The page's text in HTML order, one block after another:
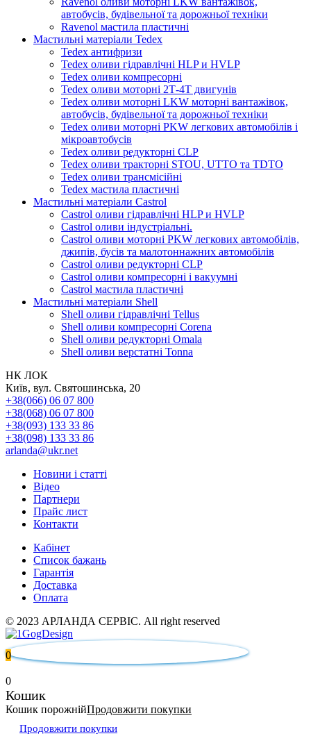
автобусів, будівельної та дорожньої техніки
Ravenol мастила пластичні
Мастильні матеріали Tedex
Tedex антифризи
Tedex оливи гідравлічні HLP и HVLP
Tedex оливи компресорні
Tedex оливи моторні 2Т-4Т двигунів
Tedex оливи моторні LKW моторні вантажівок,
автобусів, будівельної та дорожньої техніки
Tedex оливи моторні PKW легкових автомобілів і
мікроавтобусів
Tedex оливи редукторні CLP
Tedex оливи тракторні STOU, UTTO та TDTO
Tedex оливи трансмісійні
Tedex мастила пластичні
Мастильні матеріали Castrol
Castrol оливи гідравлічні HLP и HVLP
Castrol оливи індустріальні.
Castrol оливи моторні PKW легкових автомобілів,
джипів, бусів та малотоннажних автомобілів
Castrol оливи редукторні CLP
Castrol оливи компресорні і вакуумні
Castrol мастила пластичні
Мастильні матеріали Shell
Shell оливи гідравлічні Tellus
Shell оливи компресорні Corena
Shell оливи редукторні Omala
Shell оливи верстатні Tonna
НК ЛОК
Київ, вул. Святошинська, 20
+38(066) 06 07 800
+38(068) 06 07 800
+38(093) 133 33 86
+38(098) 133 33 86
arlanda@ukr.net
Новини і статті
Відео
Партнери
Прайс лист
Контакти
Кабінет
Список бажань
Гарантія
Доставка
Оплата
© 2023 АРЛАНДА СЕРВІС. All right reserved
0
0
Кошик
Кошик порожнійПродовжити покупки
Продовжити покупки